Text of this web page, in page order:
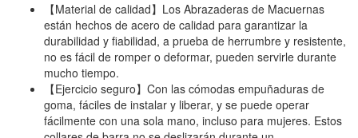
【Material de calidad】Los Abrazaderas de Macuernas
están hechos de acero de calidad para garantizar la
durabilidad y fiabilidad, a prueba de herrumbre y resistente,
no es fácil de romper o deformar, pueden servirle durante
mucho tiempo.
【Ejercicio seguro】Con las cómodas empuñaduras de
goma, fáciles de instalar y liberar, y se puede operar
fácilmente con una sola mano, incluso para mujeres. Estos